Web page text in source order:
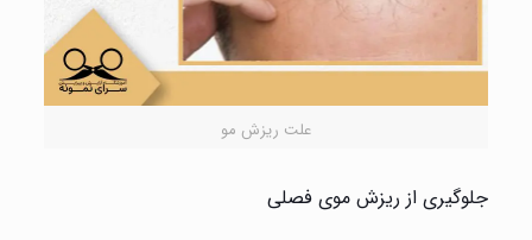
علت ریزش مو
جلوگیری از ریزش موی فصلی